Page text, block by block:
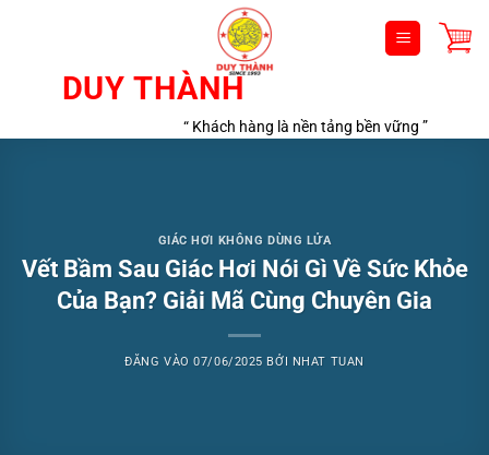
DUY THÀNH
“ Khách hàng là nền tảng bền vững ”
GIÁC HƠI KHÔNG DÙNG LỬA
Vết Bầm Sau Giác Hơi Nói Gì Về Sức Khỏe
Của Bạn? Giải Mã Cùng Chuyên Gia
ĐĂNG VÀO07/06/2025 BỞI NHAT TUAN